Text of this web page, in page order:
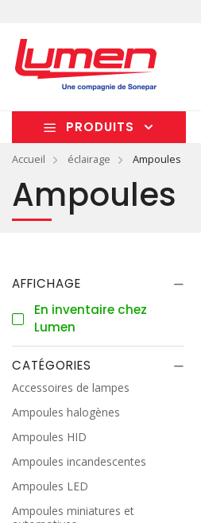
PRODUITS
Accueil éclairage Ampoules
Ampoules
AFFICHAGE
En inventaire chez
Lumen
CATÉGORIES
Accessoires de lampes
Ampoules halogènes
Ampoules HID
Ampoules incandescentes
Ampoules LED
Ampoules miniatures et